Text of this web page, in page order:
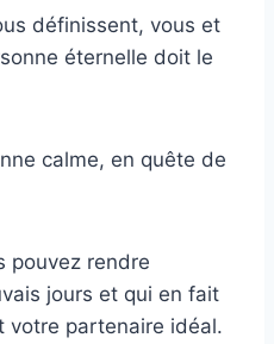
définissent, vous et
éternelle doit le
calme, en quête de
pouvez rendre
jours et qui en fait
votre partenaire idéal.